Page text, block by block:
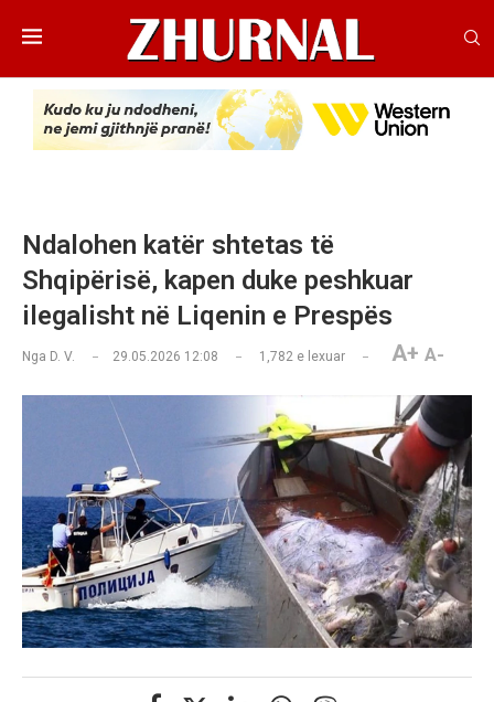
Ndalohen katër shtetas të
Shqipërisë, kapen duke peshkuar
ilegalisht në Liqenin e Prespës
Nga D. V. 29.05.2026 12:08 1,782 e lexuar A+ A-